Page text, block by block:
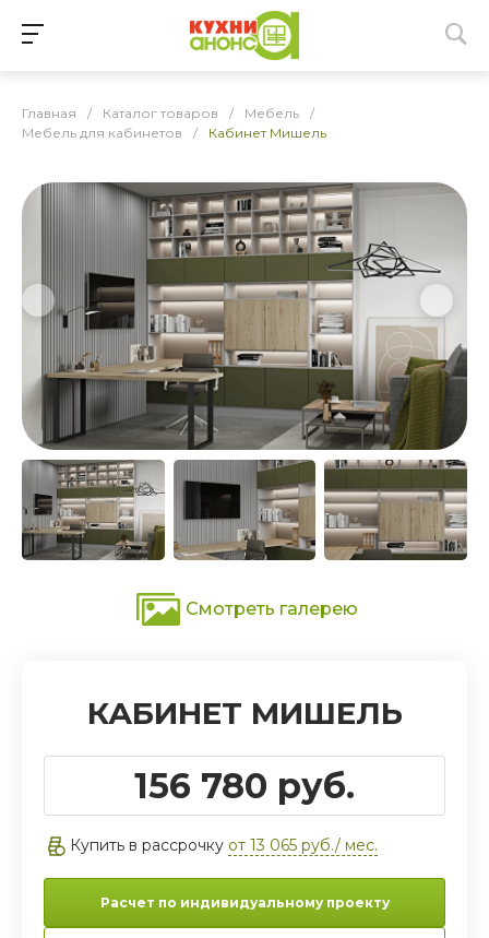
Главная / Каталог товаров / Мебель
/
Мебель для кабинетов
/ Кабинет Мишель
Смотреть галерею
КАБИНЕТ МИШЕЛЬ
156 780 руб.
Купить в рассрочку от 13 065 руб./ мес.
Расчет по индивидуальному проекту